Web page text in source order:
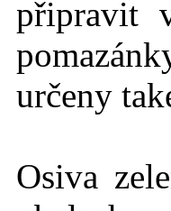
připravit
určeny
Osiva